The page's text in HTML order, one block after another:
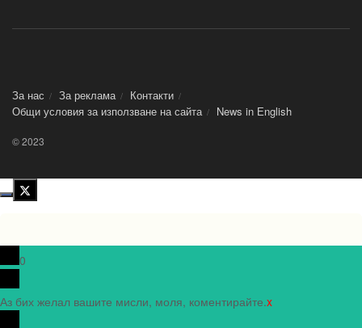
За нас За реклама
Контакти
Общи условия за използване на сайта
News in Еnglish
© 2023
0
Аз бих желал вашите мисли, моля, коментирайте.x